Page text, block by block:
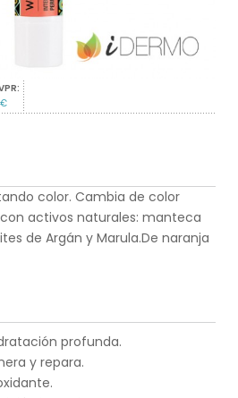
color. Cambia de color
activos naturales: manteca
de Argán y Marula.De naranja
profunda.
y repara.